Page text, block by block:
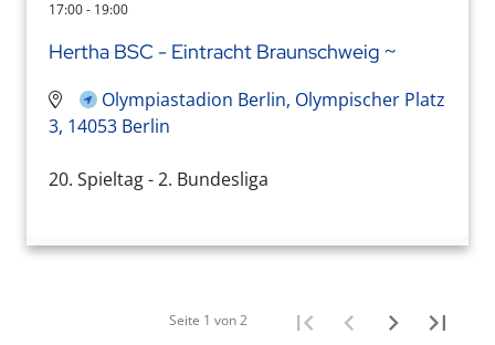
17:00 - 19:00
Hertha BSC - Eintracht Braunschweig ~
Olympiastadion Berlin, Olympischer Platz
3, 14053 Berlin
20. Spieltag - 2. Bundesliga
Seite 1 von 2